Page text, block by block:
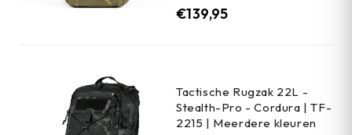
€139,95
Tactische Rugzak 22L -
Stealth-Pro - Cordura | TF-
2215 | Meerdere kleuren